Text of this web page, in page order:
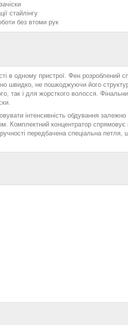
стайлінгу
без втоми рук
в одному пристрої. Фен розроблений
швидко, не пошкоджуючи його
так і для жорсткого волосся.
інтенсивність обдування
Комплектний концентратор спрямовує
передбачена спеціальна